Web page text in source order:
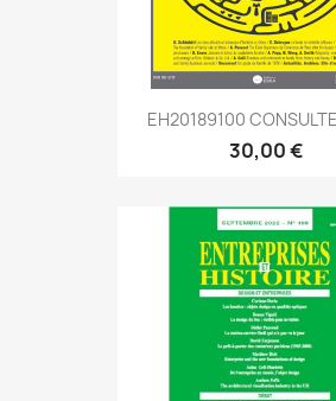
EH20189100
30,00 €